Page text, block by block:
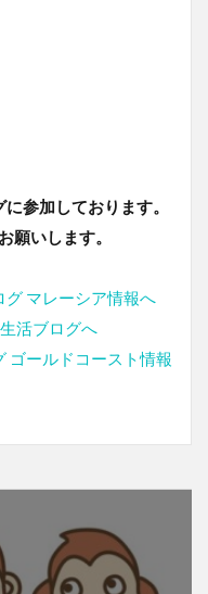
参加しております。
願いします。